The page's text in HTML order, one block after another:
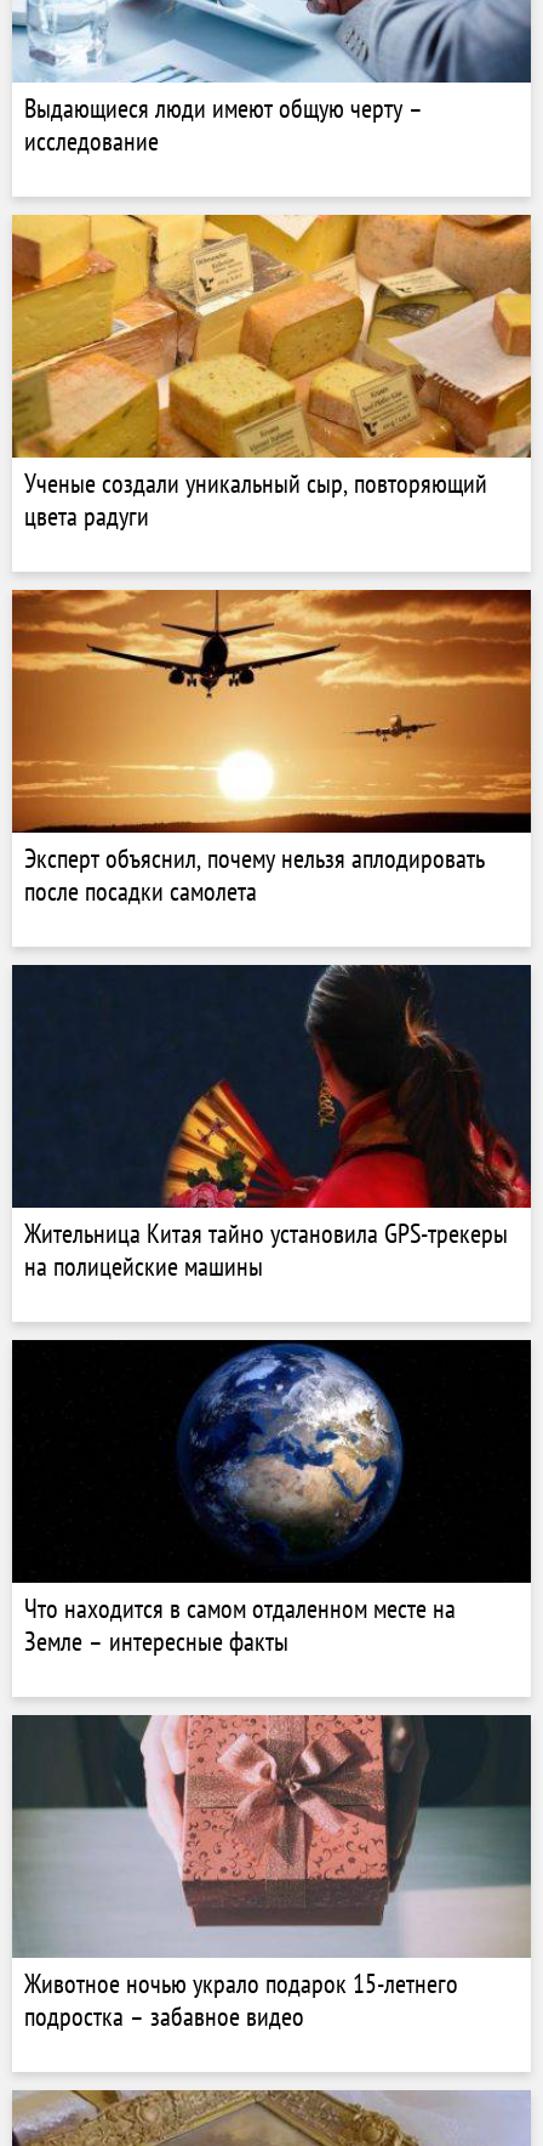
Выдающиеся люди имеют общую черту –
исследование
Ученые создали уникальный сыр, повторяющий
цвета радуги
Эксперт объяснил, почему нельзя аплодировать
после посадки самолета
Жительница Китая тайно установила GPS-трекеры
на полицейские машины
Что находится в самом отдаленном месте на
Земле – интересные факты
Животное ночью украло подарок 15-летнего
подростка – забавное видео